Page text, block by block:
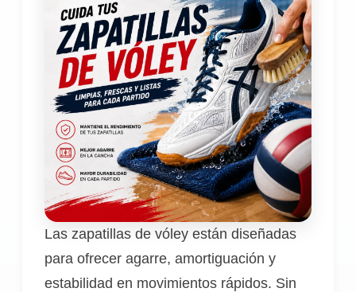
Las zapatillas de vóley están diseñadas
para ofrecer agarre, amortiguación y
estabilidad en movimientos rápidos. Sin